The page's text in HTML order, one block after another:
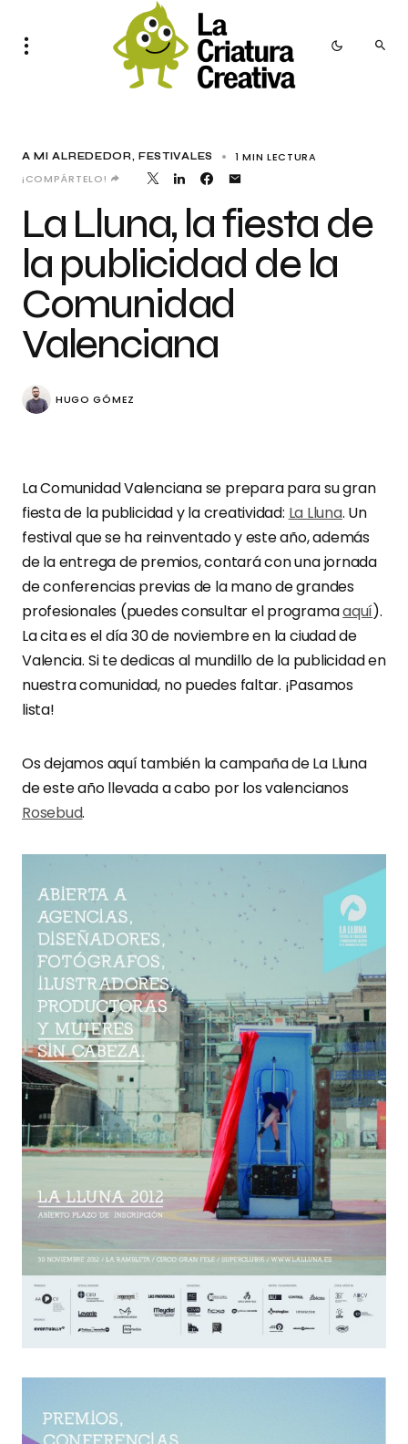
A MI ALREDEDOR FESTIVALES
1 MIN LECTURA
¡COMPÁRTELO!
La Lluna, la fiesta de
la publicidad de la
Comunidad
Valenciana
HUGO GÓMEZ
La Comunidad Valenciana se prepara para su gran
fiesta de la publicidad y la creatividad: La Lluna. Un
festival que se ha reinventado y este año, además
de la entrega de premios, contará con una jornada
de conferencias previas de la mano de grandes
profesionales (puedes consultar el programaaquí).
La cita es el día 30 de noviembre en la ciudad de
Valencia. Si te dedicas al mundillo de la publicidad en
nuestra comunidad, no puedes faltar. ¡Pasamos
lista!
Os dejamos aquí también la campaña de La Lluna
de este año llevada a cabo por los valencianos
Rosebud.